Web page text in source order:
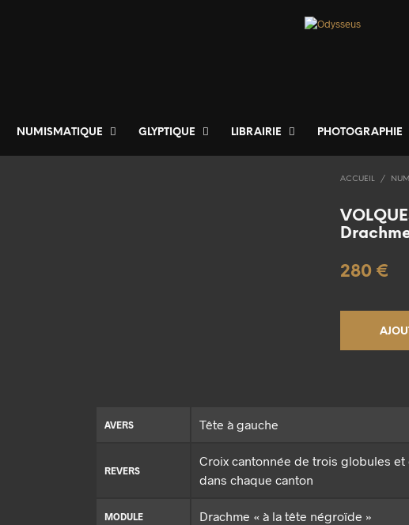
NUMISMATIQUE GLYPTIQUE LIBRAIRIE PHOTOGRAPHIE
ACCUEIL /
280 €
AVERS Tête à gauche
REVERS
Croix cantonnée de trois globules et
dans chaque canton
MODULE Drachme « à la tête négroïde »